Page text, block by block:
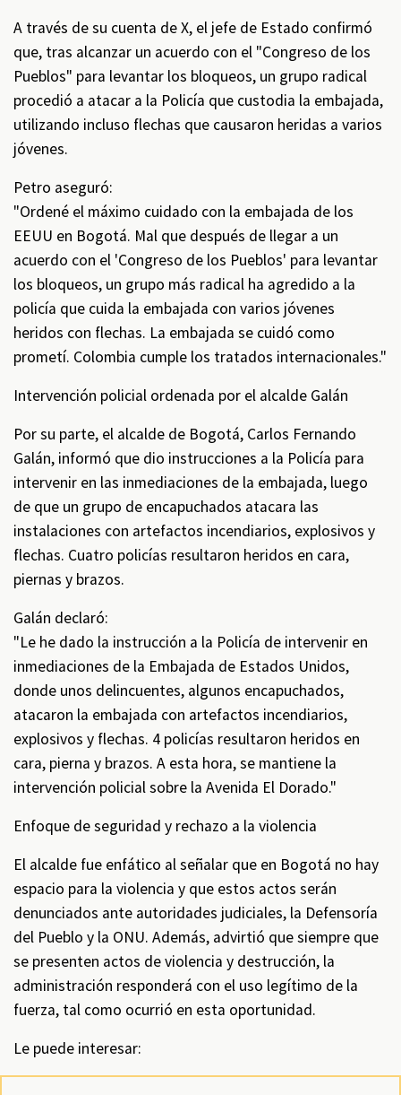
A través de su cuenta de X, el jefe de Estado confirmó
que, tras alcanzar un acuerdo con el "Congreso de los
Pueblos" para levantar los bloqueos, un grupo radical
procedió a atacar a la Policía que custodia la embajada,
utilizando incluso flechas que causaron heridas a varios
jóvenes.
Petro aseguró:
"Ordené el máximo cuidado con la embajada de los
EEUU en Bogotá. Mal que después de llegar a un
acuerdo con el 'Congreso de los Pueblos' para levantar
los bloqueos, un grupo más radical ha agredido a la
policía que cuida la embajada con varios jóvenes
heridos con flechas. La embajada se cuidó como
prometí. Colombia cumple los tratados internacionales."
Intervención policial ordenada por el alcalde Galán
Por su parte, el alcalde de Bogotá, Carlos Fernando
Galán, informó que dio instrucciones a la Policía para
intervenir en las inmediaciones de la embajada, luego
de que un grupo de encapuchados atacara las
instalaciones con artefactos incendiarios, explosivos y
flechas. Cuatro policías resultaron heridos en cara,
piernas y brazos.
Galán declaró:
"Le he dado la instrucción a la Policía de intervenir en
inmediaciones de la Embajada de Estados Unidos,
donde unos delincuentes, algunos encapuchados,
atacaron la embajada con artefactos incendiarios,
explosivos y flechas. 4 policías resultaron heridos en
cara, pierna y brazos. A esta hora, se mantiene la
intervención policial sobre la Avenida El Dorado."
Enfoque de seguridad y rechazo a la violencia
El alcalde fue enfático al señalar que en Bogotá no hay
espacio para la violencia y que estos actos serán
denunciados ante autoridades judiciales, la Defensoría
del Pueblo y la ONU. Además, advirtió que siempre que
se presenten actos de violencia y destrucción, la
administración responderá con el uso legítimo de la
fuerza, tal como ocurrió en esta oportunidad.
Le puede interesar: